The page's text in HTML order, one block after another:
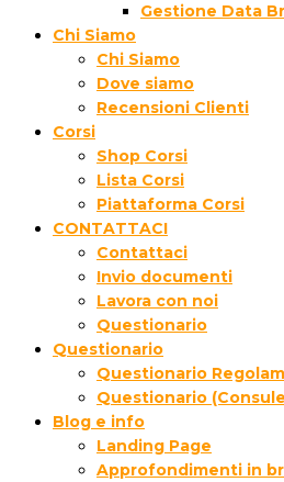
Gestione Data
Chi Siamo
Chi Siamo
Dove siamo
Recensioni Clienti
Corsi
Shop Corsi
Lista Corsi
Piattaforma Corsi
CONTATTACI
Contattaci
Invio documenti
Lavora con noi
Questionario
Questionario
Questionario
Questionario
Blog e info
Landing Page
Approfondimenti in